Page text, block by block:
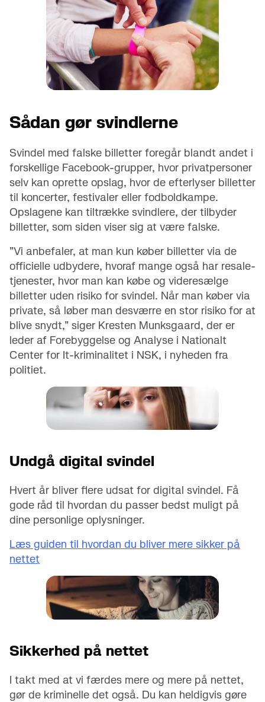
Sådan gør svindlerne
Svindel med falske billetter foregår blandt andet i
forskellige Facebook-grupper, hvor privatpersoner
selv kan oprette opslag, hvor de efterlyser billetter
til koncerter, festivaler eller fodboldkampe.
Opslagene kan tiltrække svindlere, der tilbyder
billetter, som siden viser sig at være falske.
”Vi anbefaler, at man kun køber billetter via de
officielle udbydere, hvoraf mange også har resale-
tjenester, hvor man kan købe og videresælge
billetter uden risiko for svindel. Når man køber via
private, så løber man desværre en stor risiko for at
blive snydt,” siger Kresten Munksgaard, der er
leder af Forebyggelse og Analyse i Nationalt
Center for It-kriminalitet i NSK, i nyheden fra
politiet.
Undgå digital svindel
Hvert år bliver flere udsat for digital svindel. Få
gode råd til hvordan du passer bedst muligt på
dine personlige oplysninger.
Læs guiden til hvordan du bliver mere sikker på
nettet
Sikkerhed på nettet
I takt med at vi færdes mere og mere på nettet,
gør de kriminelle det også. Du kan heldigvis gøre